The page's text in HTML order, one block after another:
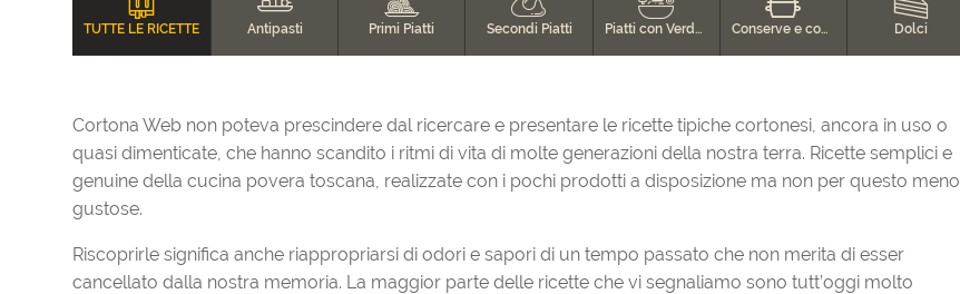
TUTTE LE RICETTE Antipasti Primi Piatti Secondi Piatti Piatti con Verdure Conserve e confetture Dolci
Cortona Web non poteva prescindere dal ricercare e presentare le ricette tipiche cortonesi, ancora in uso o
quasi dimenticate, che hanno scandito i ritmi di vita di molte generazioni della nostra terra. Ricette semplici e
genuine della cucina povera toscana, realizzate con i pochi prodotti a disposizione ma non per questo meno
gustose.
Riscoprirle significa anche riappropriarsi di odori e sapori di un tempo passato che non merita di esser
cancellato dalla nostra memoria. La maggior parte delle ricette che vi segnaliamo sono tutt’oggi molto